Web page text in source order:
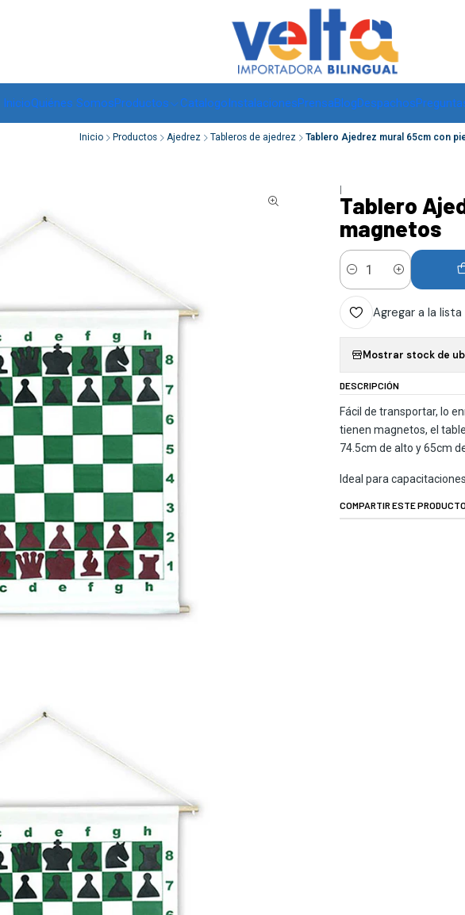
InicioQuiénes SomosProductos CatalogoInstalacionesPrensaBlogDespachos
Envíos a todo Chile, RM de 1 a 3 días hábiles, regiones -
Inicio Productos Ajedrez Tableros de ajedrez Tablero Ajedrez mural 65cm con
|
Tablero
magnetos
Cantidad
Agregar a la
Mostrar stock de
DESCRIPCIÓN
Fácil de transportar, lo
tienen magnetos, el
74.5cm de alto y 65cm
Ideal para
COMPARTIR ESTE